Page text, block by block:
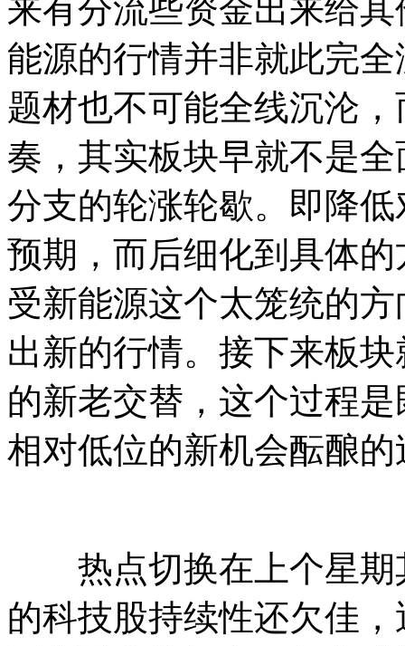
来有分流些资金出来给
能源的行情并非就此完
题材也不可能全线沉沦
奏，其实板块早就不是
分支的轮涨轮歇。即降
预期，而后细化到具体
受新能源这个太笼统的
出新的行情。接下来板
的新老交替，这个过程
相对低位的新机会酝酿的
热点切换在上个星期
的科技股持续性还欠佳